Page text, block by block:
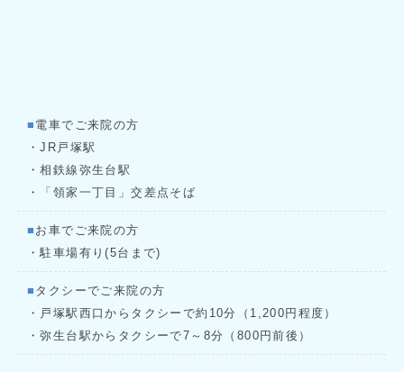
■ 電車でご来院の方
・JR戸塚駅
・相鉄線弥生台駅
・「領家一丁目」交差点そば
■ お車でご来院の方
・駐車場有り(5台まで)
■ タクシーでご来院の方
・戸塚駅西口からタクシーで約10分（1,200円程度）
・弥生台駅からタクシーで7～8分（800円前後）